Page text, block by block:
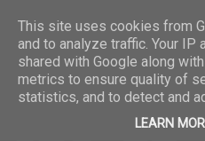
This site uses cookies from
and to analyze traffic. Your IP
shared with Google along
metrics to ensure quality of
statistics, and to detect and
LEARN